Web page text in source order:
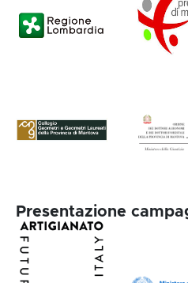
Presentazione